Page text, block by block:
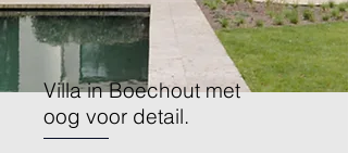
Villa in Boechout met
oog voor detail.